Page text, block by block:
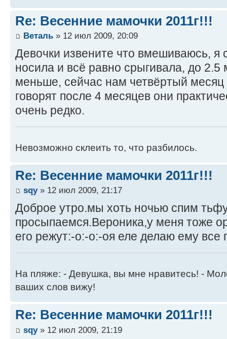
Re: Весенние мамочки 2011г!!!
Веталь » 12 июл 2009, 20:09
Девочки извените что вмешиваюсь, я
носила и всё равно срыгивала, до 2.5
меньше, сейчас нам четвёртый месяц
говорят после 4 месяцев они
очень редко.
Невозможно склеить то, что разбилось.
Re: Весенние мамочки 2011г!!!
sqy» 12 июл 2009, 21:17
Доброе утро.мы хоть ночью спим
просыпаемся.Вероника,у меня тоже
его режут:-o:-o:-oя еле делаю ему все
На пляже: - Девушка, вы мне нравитесь! -
ваших слов вижу!
Re: Весенние мамочки 2011г!!!
sqy» 12 июл 2009, 21:19